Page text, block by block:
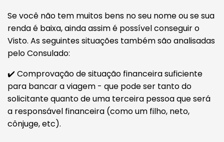
Se você não tem muitos bens no seu nome ou se sua
renda é baixa, ainda assim é possível conseguir o
Visto. As seguintes situações também são analisadas
pelo Consulado:
✔️ Comprovação de situação financeira suficiente
para bancar a viagem - que pode ser tanto do
solicitante quanto de uma terceira pessoa que será
a responsável financeira (como um filho, neto,
cônjuge, etc).